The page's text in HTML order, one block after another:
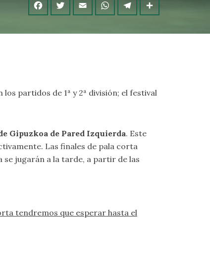
partidos de 1ª y 2ª división; el festival
Gipuzkoa de Pared Izquierda. Este
Las finales de pala corta
se jugarán a la tarde, a partir de las
tendremos que esperar hasta el